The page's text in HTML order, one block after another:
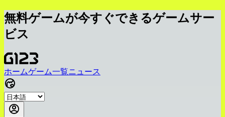
無料ゲームが今すぐできるゲームサー
ビス
ホームゲーム一覧ニュース